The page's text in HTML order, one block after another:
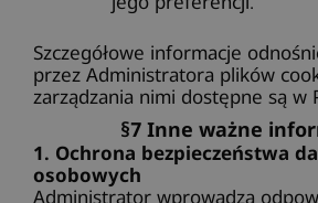
Szczegółowe informacje
przez Administratora plików
zarządzania nimi dostępne są w
§7 Inne ważne
1. Ochrona bezpieczeństwa
osobowych
Administrator wprowadza